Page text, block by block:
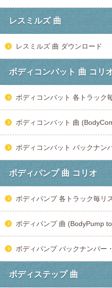
レスミルズ 曲
レスミルズ 曲 ダウンロード
ボディコンバット 曲 コリ
ボディコンバット 各トラック
ボディコンバット 曲
ボディコンバット バックナン
ボディパンプ 曲 コリオ
ボディパンプ 各トラック毎リ
ボディパンプ 曲 (BodyPump
ボディパンプ バックナンバー
ボディステップ 曲